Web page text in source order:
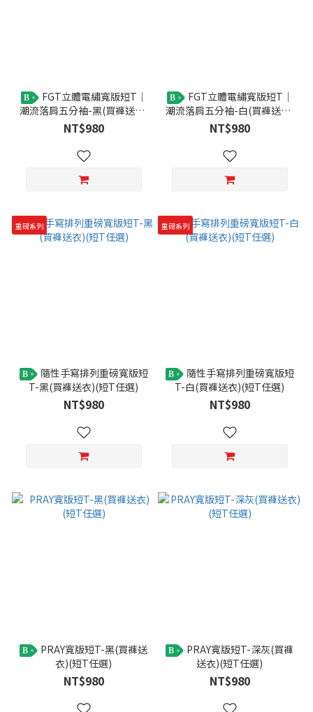
B
潮流落肩五分袖-黑(買褲送衣)
(短T任選)
NT$980
B
潮流落肩五分袖-白(買褲送衣)
(短T任選)
NT$980
重磅系列
B
T-黑(買褲送衣)(短T任選)
NT$980
重磅系列
B
T-白(買褲送衣)(短T任選)
NT$980
B
衣)(短T任選)
NT$980
B
送衣)(短T任選)
NT$980